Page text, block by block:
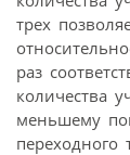
трех
раз
количества
меньшему
переходного